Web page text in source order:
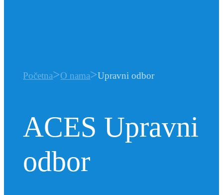
Početna>O nama>Upravni odbor
ACES Upravni
odbor